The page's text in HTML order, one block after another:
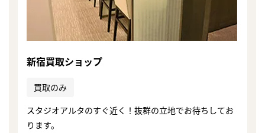
新宿買取ショップ
買取のみ
スタジオアルタのすぐ近く！抜群の立地でお待ちしてお
ります。
かんたん30秒でお試し査定